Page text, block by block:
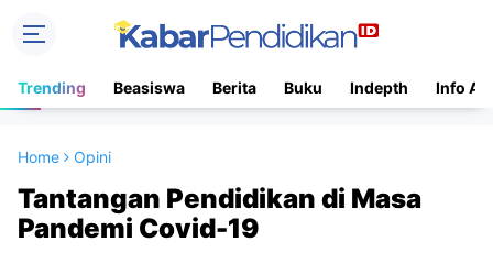
Trending Beasiswa Berita Buku Indepth Info
Home Opini
Tantangan Pendidikan di Masa
Pandemi Covid-19